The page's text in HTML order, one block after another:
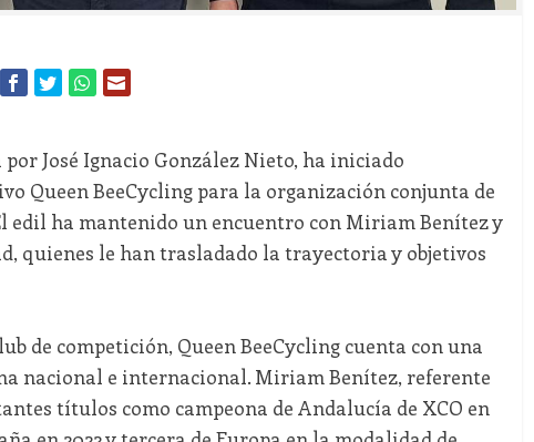
José Ignacio González Nieto, ha iniciado
Queen BeeCycling para la organización conjunta de
edil ha mantenido un encuentro con Miriam Benítez y
quienes le han trasladado la trayectoria y objetivos
de competición, Queen BeeCycling cuenta con una
nacional e internacional. Miriam Benítez, referente
títulos como campeona de Andalucía de XCO en